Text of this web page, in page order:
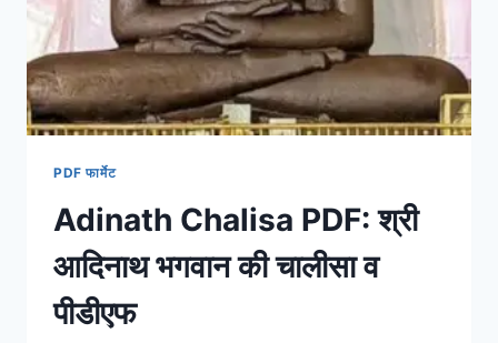
PDF फार्मेट
Adinath Chalisa PDF: श्री
आदिनाथ भगवान की चालीसा व
पीडीएफ